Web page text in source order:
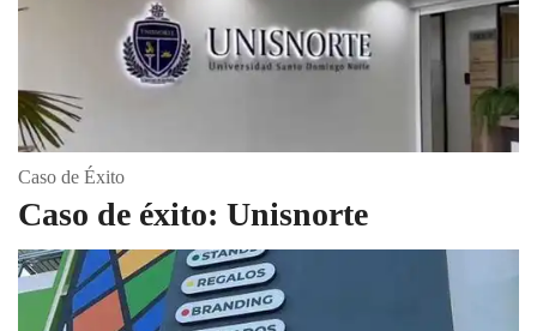
Caso de Éxito
Caso de éxito: Unisnorte